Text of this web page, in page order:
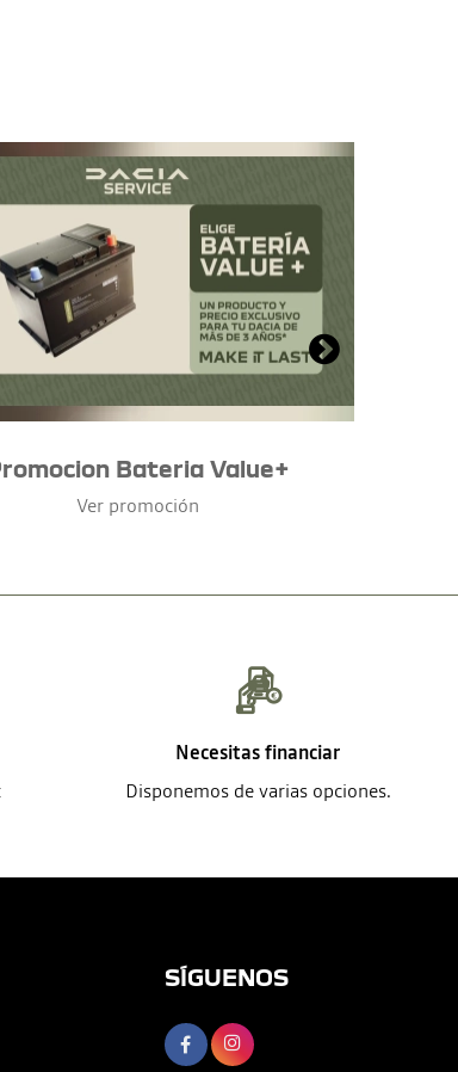
Bateria Value+
Ver promoción
Necesitas financiar
Disponemos de varias opciones.
SÍGUENOS